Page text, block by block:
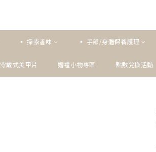
▪ 探索香味 ▪ 手部/身體保養護理
穿戴式美甲片 婚禮小物專區 點數兌換活動